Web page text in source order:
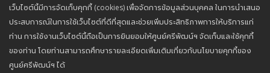
นโยบายความเป็นส่วนตัว |นโยบายคุกกี้
© 2026, Sriphat Medical Center. All Rights Reserved.
เว็บไซต์นี้มีการจัดเก็บคุกกี้ (cookies) เพื่อจัดการข้อมูลส่วนบุคคล ในการนำเสนอ
ประสบการณ์ในการใช้เว็บไซต์ที่ดีที่สุดและช่วยเพิ่มประสิทธิภาพการให้บริการแก่
ท่าน การใช้งานเว็บไซต์นี้ถือเป็นการยินยอมให้ศูนย์ศรีพัฒน์ฯ จัดเก็บและใช้คุกกี้
ของท่าน โดยท่านสามารถศึกษารายละเอียดเพิ่มเติมเกี่ยวกับนโยบายคุกกี้ของ
ศูนย์ศรีพัฒน์ฯ ได้